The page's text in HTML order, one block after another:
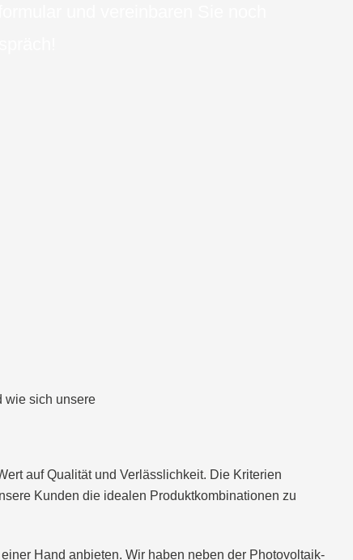
wie sich unsere
auf Qualität und Verlässlichkeit. Die Kriterien
Kunden die idealen Produktkombinationen zu
Hand anbieten. Wir haben neben der Photovoltaik-